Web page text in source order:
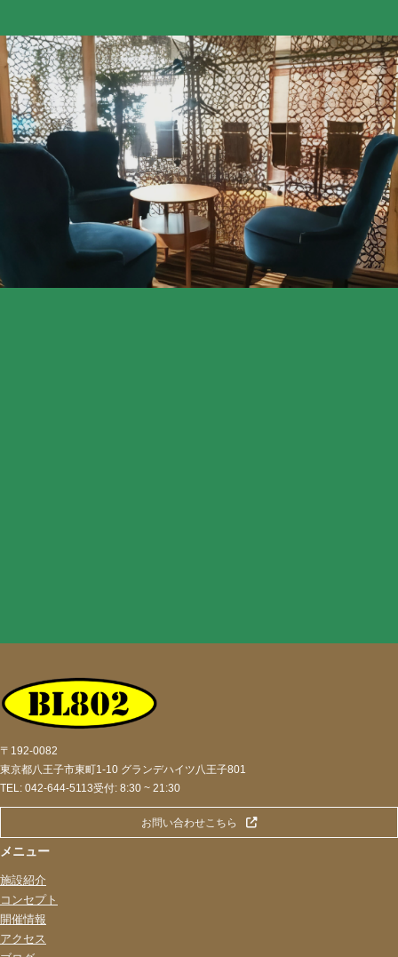
〒192-0082
東京都八王子市東町1-10 グランデハイツ八王子801
TEL: 042-644-5113受付: 8:30 ~ 21:30
お問い合わせこちら
メニュー
施設紹介
コンセプト
開催情報
アクセス